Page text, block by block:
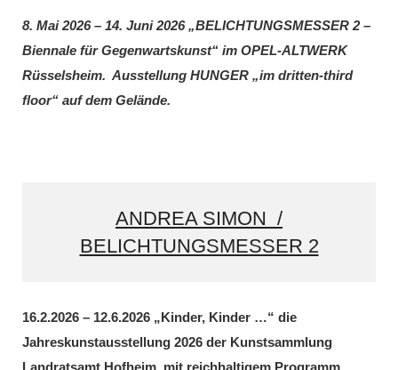
8. Mai 2026 – 14. Juni 2026 „BELICHTUNGSMESSER 2 –
Biennale für Gegenwartskunst“ im OPEL-ALTWERK
Rüsselsheim. Ausstellung HUNGER „im dritten-third
floor“ auf dem Gelände.
ANDREA SIMON /
BELICHTUNGSMESSER 2
16.2.2026 – 12.6.2026 „Kinder, Kinder …“ die
Jahreskunstausstellung 2026 der Kunstsammlung
Landratsamt Hofheim, mit reichhaltigem Programm.